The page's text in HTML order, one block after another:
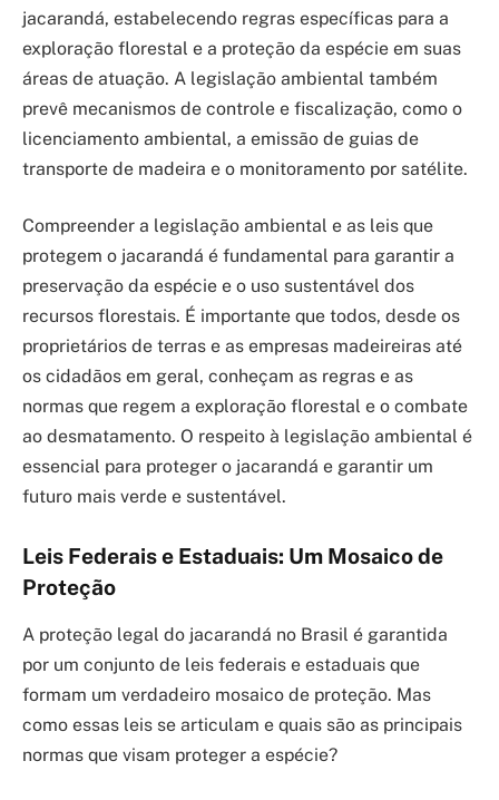
jacarandá, estabelecendo regras específicas para a
exploração florestal e a proteção da espécie em suas
áreas de atuação. A legislação ambiental também
prevê mecanismos de controle e fiscalização, como o
licenciamento ambiental, a emissão de guias de
transporte de madeira e o monitoramento por satélite.
Compreender a legislação ambiental e as leis que
protegem o jacarandá é fundamental para garantir a
preservação da espécie e o uso sustentável dos
recursos florestais. É importante que todos, desde os
proprietários de terras e as empresas madeireiras até
os cidadãos em geral, conheçam as regras e as
normas que regem a exploração florestal e o combate
ao desmatamento. O respeito à legislação ambiental é
essencial para proteger o jacarandá e garantir um
futuro mais verde e sustentável.
Leis Federais e Estaduais: Um Mosaico de
Proteção
A proteção legal do jacarandá no Brasil é garantida
por um conjunto de leis federais e estaduais que
formam um verdadeiro mosaico de proteção. Mas
como essas leis se articulam e quais são as principais
normas que visam proteger a espécie?